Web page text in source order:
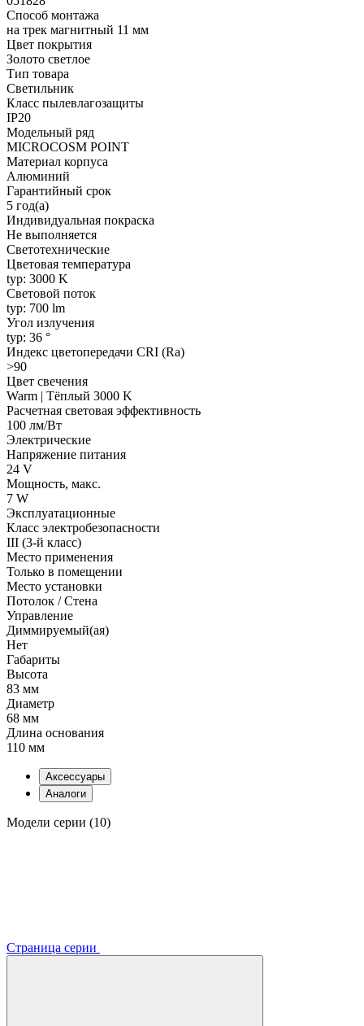
Способ монтажа
на трек магнитный 11 мм
Цвет покрытия
Золото светлое
Тип товара
Светильник
Класс пылевлагозащиты
IP20
Модельный ряд
MICROCOSM POINT
Материал корпуса
Алюминий
Гарантийный срок
5 год(а)
Индивидуальная покраска
Не выполняется
Светотехнические
Цветовая температура
typ: 3000 K
Световой поток
typ: 700 lm
Угол излучения
typ: 36 °
Индекс цветопередачи CRI (Ra)
>90
Цвет свечения
Warm | Тёплый 3000 K
Расчетная световая эффективность
100 лм/Вт
Электрические
Напряжение питания
24 V
Мощность, макс.
7 W
Эксплуатационные
Класс электробезопасности
III (3-й класс)
Место применения
Только в помещении
Место установки
Потолок / Cтена
Управление
Диммируемый(ая)
Нет
Габариты
Высота
83 мм
Диаметр
68 мм
Длина основания
110 мм
Аксессуары
Аналоги
Модели серии (10)
Страница серии